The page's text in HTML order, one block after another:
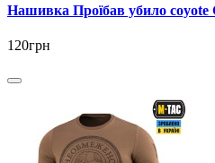
Нашивка Проїбав убило coyote
120грн